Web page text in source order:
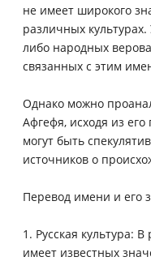
не имеет широкого
различных
либо народных
связанных с этим
Однако можно
Афгефя, исходя из
могут быть
источников о
Перевод имени и его
1. Русская культура:
имеет известных